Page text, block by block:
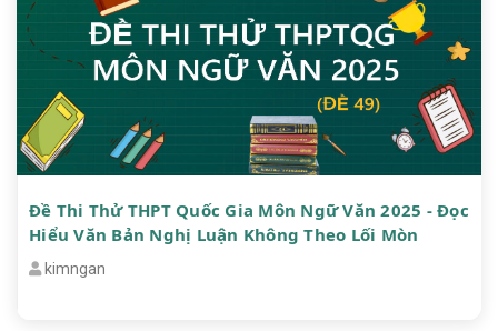
Đề Thi Thử THPT Quốc Gia Môn Ngữ Văn 2025 - Đọc
Hiểu Văn Bản Nghị Luận Không Theo Lối Mòn
kimngan